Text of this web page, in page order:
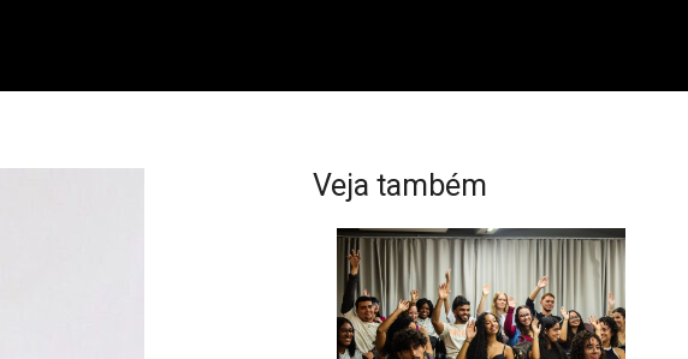
Veja também